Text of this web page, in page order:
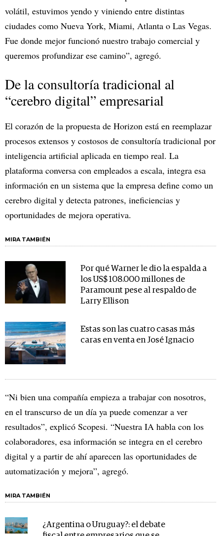
volátil, estuvimos yendo y viniendo entre distintas
ciudades como Nueva York, Miami, Atlanta o Las Vegas.
Fue donde mejor funcionó nuestro trabajo comercial y
queremos profundizar ese camino”, agregó.
De la consultoría tradicional al
“cerebro digital” empresarial
El corazón de la propuesta de Horizon está en reemplazar
procesos extensos y costosos de consultoría tradicional por
inteligencia artificial aplicada en tiempo real. La
plataforma conversa con empleados a escala, integra esa
información en un sistema que la empresa define como un
cerebro digital y detecta patrones, ineficiencias y
oportunidades de mejora operativa.
MIRA TAMBIÉN
Por qué Warner le dio la espalda a
los US$ 108.000 millones de
Paramount pese al respaldo de
Larry Ellison
Estas son las cuatro casas más
caras en venta en José Ignacio
“Ni bien una compañía empieza a trabajar con nosotros,
en el transcurso de un día ya puede comenzar a ver
resultados”, explicó Scopesi. “Nuestra IA habla con los
colaboradores, esa información se integra en el cerebro
digital y a partir de ahí aparecen las oportunidades de
automatización y mejora”, agregó.
MIRA TAMBIÉN
¿Argentina o Uruguay?: el debate